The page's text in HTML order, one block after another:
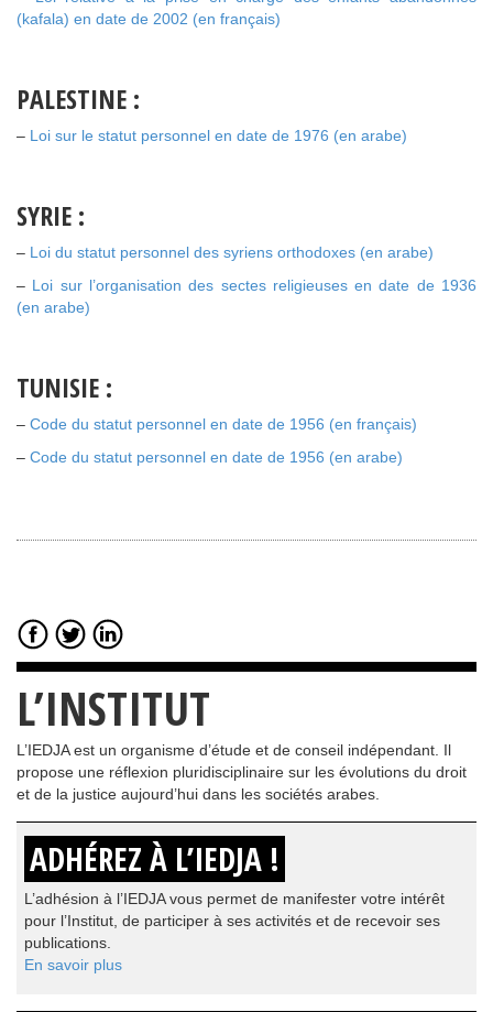
(kafala) en date de 2002 (en français)
PALESTINE :
– Loi sur le statut personnel en date de 1976 (en arabe)
SYRIE :
– Loi du statut personnel des syriens orthodoxes (en arabe)
– Loi sur l’organisation des sectes religieuses en date de 1936
(en arabe)
TUNISIE :
– Code du statut personnel en date de 1956 (en français)
– Code du statut personnel en date de 1956 (en arabe)
L’INSTITUT
L’IEDJA est un organisme d’étude et de conseil indépendant. Il
propose une réflexion pluridisciplinaire sur les évolutions du droit
et de la justice aujourd’hui dans les sociétés arabes.
ADHÉREZ À L’IEDJA !
L’adhésion à l’IEDJA vous permet de manifester votre intérêt
pour l’Institut, de participer à ses activités et de recevoir ses
publications.
En savoir plus